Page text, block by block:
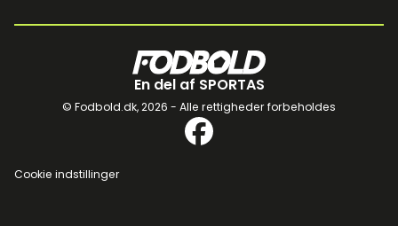
En del af SPORTAS
© Fodbold.dk,2026 - Alle rettigheder forbeholdes
Cookie indstillinger